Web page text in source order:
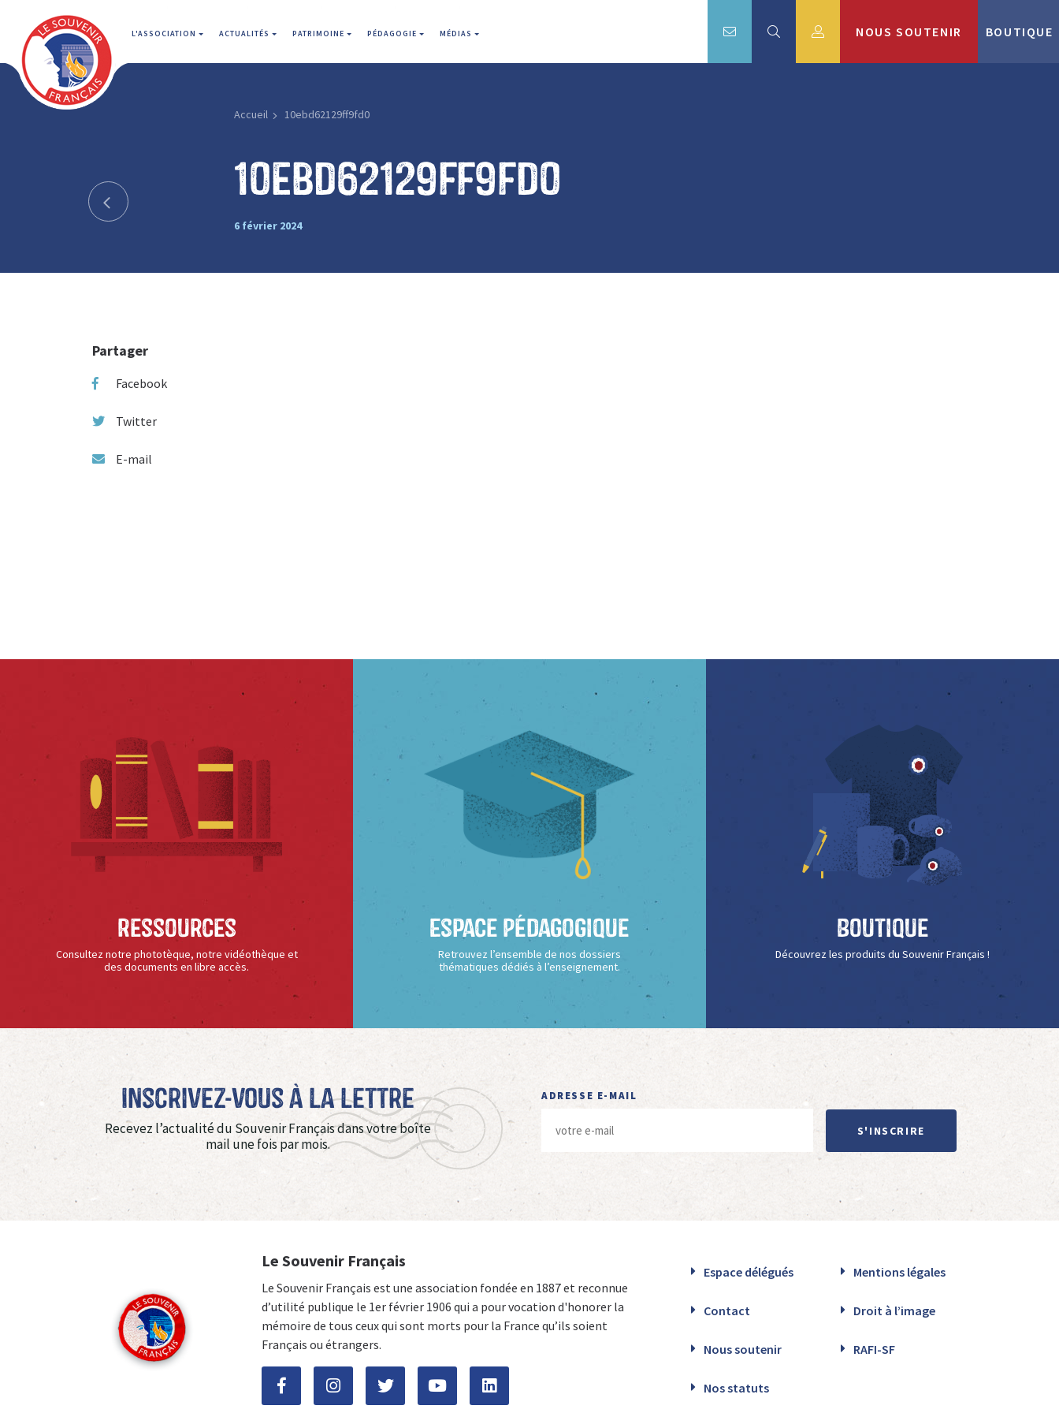
L'ASSOCIATION ACTUALITÉS PATRIMOINE PÉDAGOGIE MÉDIAS NOUS SOUTENIR BOUTIQUE
Accueil 10ebd62129ff9fd0
10ebd62129ff9fd0
6 février 2024
Partager
Facebook
Twitter
E-mail
Ressources
Consultez notre phototèque, notre vidéothèque et
des documents en libre accès.
Espace Pédagogique
Retrouvez l’ensemble de nos dossiers
thématiques dédiés à l’enseignement.
Boutique
Découvrez les produits du Souvenir Français !
Inscrivez-vous à La Lettre
Recevez l’actualité du Souvenir Français dans votre boîte
mail une fois par mois.
ADRESSE E-MAIL
S'INSCRIRE
Le Souvenir Français
Le Souvenir Français est une association fondée en 1887 et reconnue
d’utilité publique le 1er février 1906 qui a pour vocation d'honorer la
mémoire de tous ceux qui sont morts pour la France qu’ils soient
Français ou étrangers.
Espace délégués Mentions légales
Contact Droit à l’image
Nous soutenir RAFI-SF
Nos statuts